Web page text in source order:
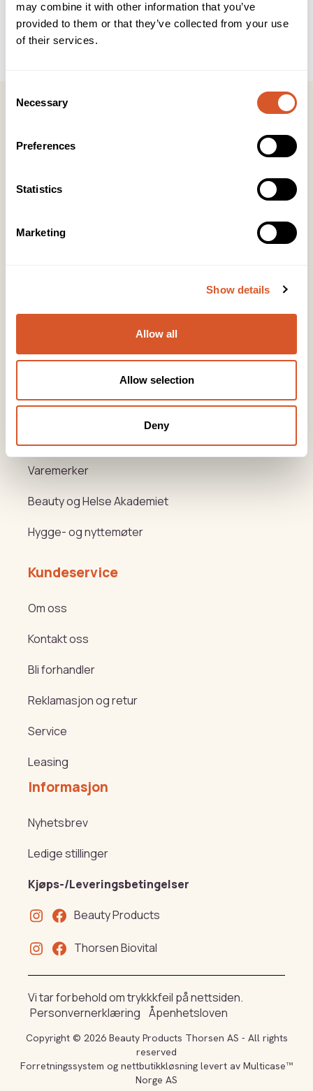
may combine it with other information that you’ve
provided to them or that they’ve collected from your use
of their services.
Selection
Necessary
Preferences
Statistics
Marketing
Show details
Allow all
Allow selection
Deny
vil lufttørke til en sterk og høyglanset applikasjon.Gelish®
Dip-pulver er tilgjengelig i 120 farger som matcher de mest
pupulære Gelish- og Morgan Taylor-nyansene.
KONTOR HUDAVDELING
Org: 967110167
Lørenveien 37, 0585 Oslo
Produkter
Varemerker
Beauty og Helse Akademiet
Hygge- og nyttemøter
Kundeservice
Om oss
Kontakt oss
Bli forhandler
Reklamasjon og retur
Service
Leasing
Informasjon
Nyhetsbrev
Ledige stillinger
Kjøps-/Leveringsbetingelser
Beauty Products
Thorsen Biovital
Vi tar forbehold om trykkkfeil på nettsiden.
Personvernerklæring Åpenhetsloven
Copyright © 2026 Beauty Products Thorsen AS - All rights
reserved
Forretningssystem og nettbutikkløsning levert av Multicase™
Norge AS